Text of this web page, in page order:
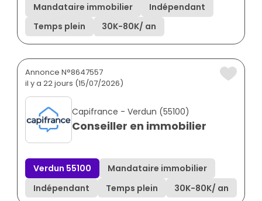
Mandataire immobilier
Indépendant
Temps plein
30K-80K/ an
Annonce N°8647557
il y a 22 jours (15/07/2026)
Capifrance - Verdun (55100)
Conseiller en immobilier
Verdun 55100
Mandataire immobilier
Indépendant
Temps plein 30K-80K/ an